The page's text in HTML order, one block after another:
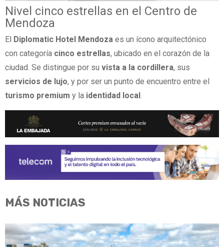
Nivel cinco estrellas en el Centro de
Mendoza
El Diplomatic Hotel Mendoza es un ícono arquitectónico
con categoría cinco estrellas, ubicado en el corazón de la
ciudad. Se distingue por su vista a la cordillera, sus
servicios de lujo, y por ser un punto de encuentro entre el
turismo premium y la identidad local.
MÁS NOTICIAS